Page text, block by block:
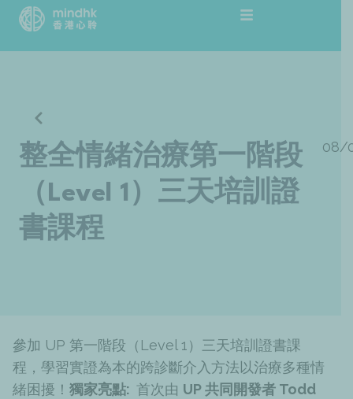
主
整全情緒治療第一階段
（Level 1）三天培訓證
書課程
08/
參加 UP 第一階段（Level 1）三天培訓證書課
程，學習實證為本的跨診斷介入方法以治療多種情
緒困擾！ 獨家亮點: 首次由 UP 共同開發者 Todd